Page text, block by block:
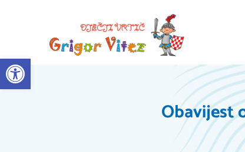
Open toolbar
Obavijest